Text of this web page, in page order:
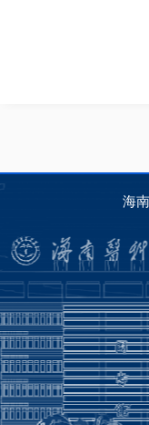
海